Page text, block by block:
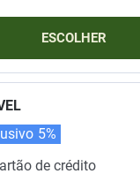
ESCOLHER
de crédito
5%